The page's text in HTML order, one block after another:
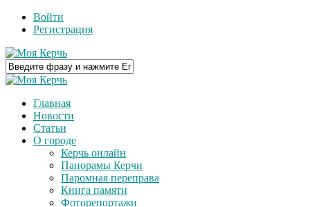
Войти
Регистрация
Главная
Новости
Статьи
О городе
Керчь онлайн
Панорамы Керчи
Паромная переправа
Книга памяти
Фоторепортажи